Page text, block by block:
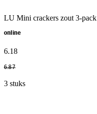
LU Mini crackers zout 3-pack
online
6.18
6.87
3 stuks